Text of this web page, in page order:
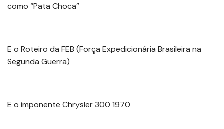
como “Pata Choca”
E o Roteiro da FEB (Força Expedicionária Brasileira na
Segunda Guerra)
E o imponente Chrysler 300 1970